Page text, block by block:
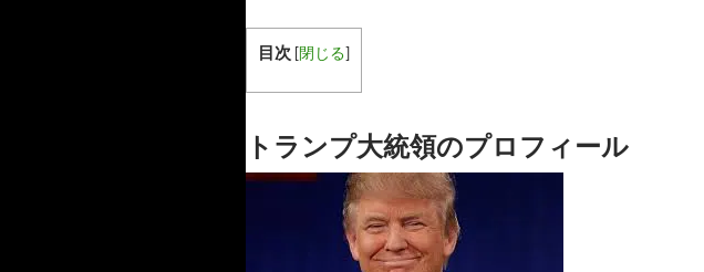
目次 [閉じる]
トランプ大統領のプロフィール